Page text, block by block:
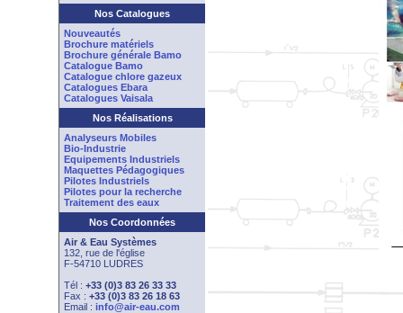
Nos Catalogues
Nouveautés
Brochure matériels
Brochure générale Bamo
Catalogue Bamo
Catalogue chlore gazeux
Catalogues Ebara
Catalogues Vaisala
Nos Réalisations
Analyseurs Mobiles
Bio-Industrie
Equipements Industriels
Maquettes Pédagogiques
Pilotes Industriels
Pilotes pour la recherche
Traitement des eaux
Nos Coordonnées
Air & Eau Systèmes
132, rue de l'église
F-54710 LUDRES
Tél : +33 (0)3 83 26 33 33
Fax : +33 (0)3 83 26 18 63
Email : info@air-eau.com